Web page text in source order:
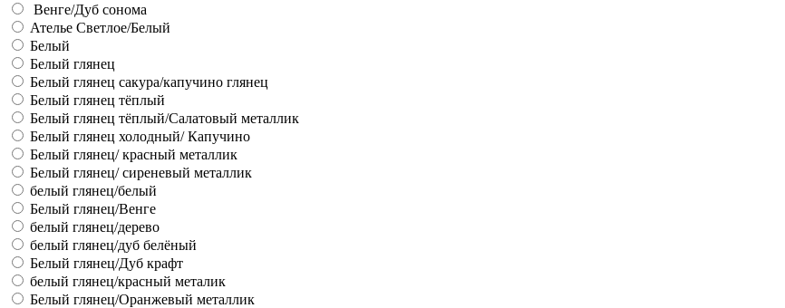
Венге/Дуб сонома
Ателье Светлое/Белый
Белый
Белый глянец
Белый глянец сакура/капучино глянец
Белый глянец тёплый
Белый глянец тёплый/Салатовый металлик
Белый глянец холодный/ Капучино
Белый глянец/ красный металлик
Белый глянец/ сиреневый металлик
белый глянец/белый
Белый глянец/Венге
белый глянец/дерево
белый глянец/дуб белёный
Белый глянец/Дуб крафт
белый глянец/красный металик
Белый глянец/Оранжевый металлик